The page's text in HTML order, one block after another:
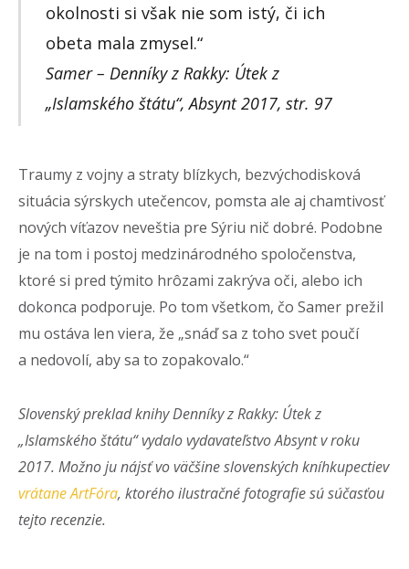
okolnosti si však nie som istý, či ich
obeta mala zmysel.“
Samer – Denníky z Rakky: Útek z
„Islamského štátu“, Absynt 2017, str. 97
Traumy z vojny a straty blízkych, bezvýchodisková
situácia sýrskych utečencov, pomsta ale aj chamtivosť
nových víťazov neveštia pre Sýriu nič dobré. Podobne
je na tom i postoj medzinárodného spoločenstva,
ktoré si pred týmito hrôzami zakrýva oči, alebo ich
dokonca podporuje. Po tom všetkom, čo Samer prežil
mu ostáva len viera, že „snáď sa z toho svet poučí
a nedovolí, aby sa to zopakovalo.“
Slovenský preklad knihy Denníky z Rakky: Útek z
„Islamského štátu“ vydalo vydavateľstvo Absynt v roku
2017. Možno ju nájsť vo väčšine slovenských kníhkupectiev
vrátane ArtFóra, ktorého ilustračné fotografie sú súčasťou
tejto recenzie.